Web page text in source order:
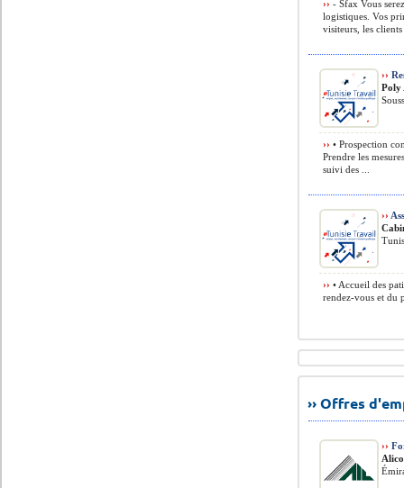
›› - Sfax Vous
logistiques. Vos
visiteurs, les
››
Poly
›› • Prospection
Prendre les
suivi des ...
››
›› • Accueil des
rendez-vous et du
›› Offres
››